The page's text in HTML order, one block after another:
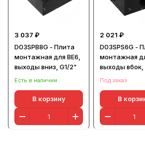
3 037 ₽
D03SPB8G - Плита
монтажная для ВЕ6,
выходы вниз, G1/2"
Есть в наличии
В корзину
2 021 ₽
D03SPS6G -
монтажная
выходы вбок,
Под заказ
В